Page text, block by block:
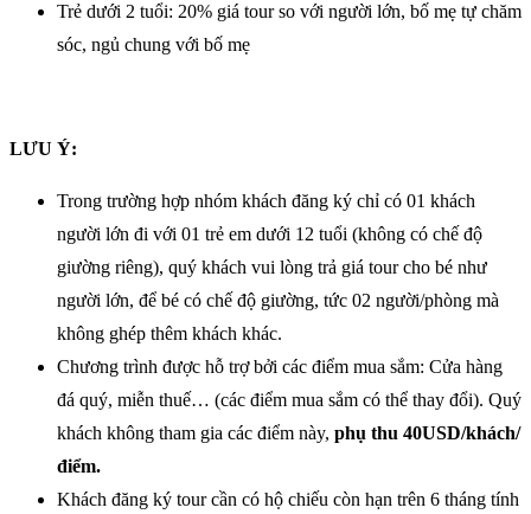
Trẻ dưới 2 tuổi: 20% giá tour so với người lớn, bố mẹ tự chăm
sóc, ngủ chung với bố mẹ
LƯU Ý:
Trong trường hợp nhóm khách đăng ký chỉ có 01 khách
người lớn đi với 01 trẻ em dưới 12 tuổi (không có chế độ
giường riêng), quý khách vui lòng trả giá tour cho bé như
người lớn, để bé có chế độ giường, tức 02 người/phòng mà
không ghép thêm khách khác.
Chương trình được hỗ trợ bởi các điểm mua sắm: Cửa hàng
đá quý, miễn thuế… (các điểm mua sắm có thể thay đổi). Quý
khách không tham gia các điểm này, phụ thu 40USD/khách/
điểm.
Khách đăng ký tour cần có hộ chiếu còn hạn trên 6 tháng tính